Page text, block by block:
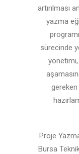
artırılması
yazma
sürecinde
Proje
Bursa